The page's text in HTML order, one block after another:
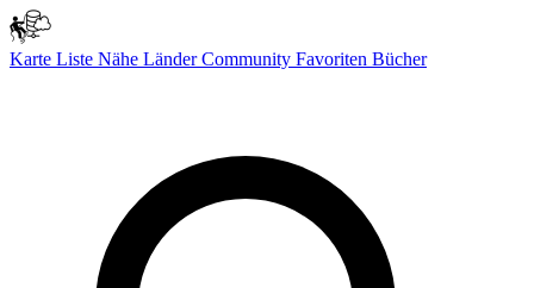
Karte Liste Nähe LänderCommunity Favoriten Bücher